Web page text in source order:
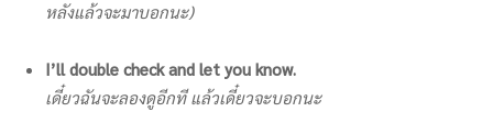
หลังแล้วจะมาบอกนะ)
I’ll double check and let you know.
เดี๋ยวฉันจะลองดูอีกที แล้วเดี๋ยวจะบอกนะ